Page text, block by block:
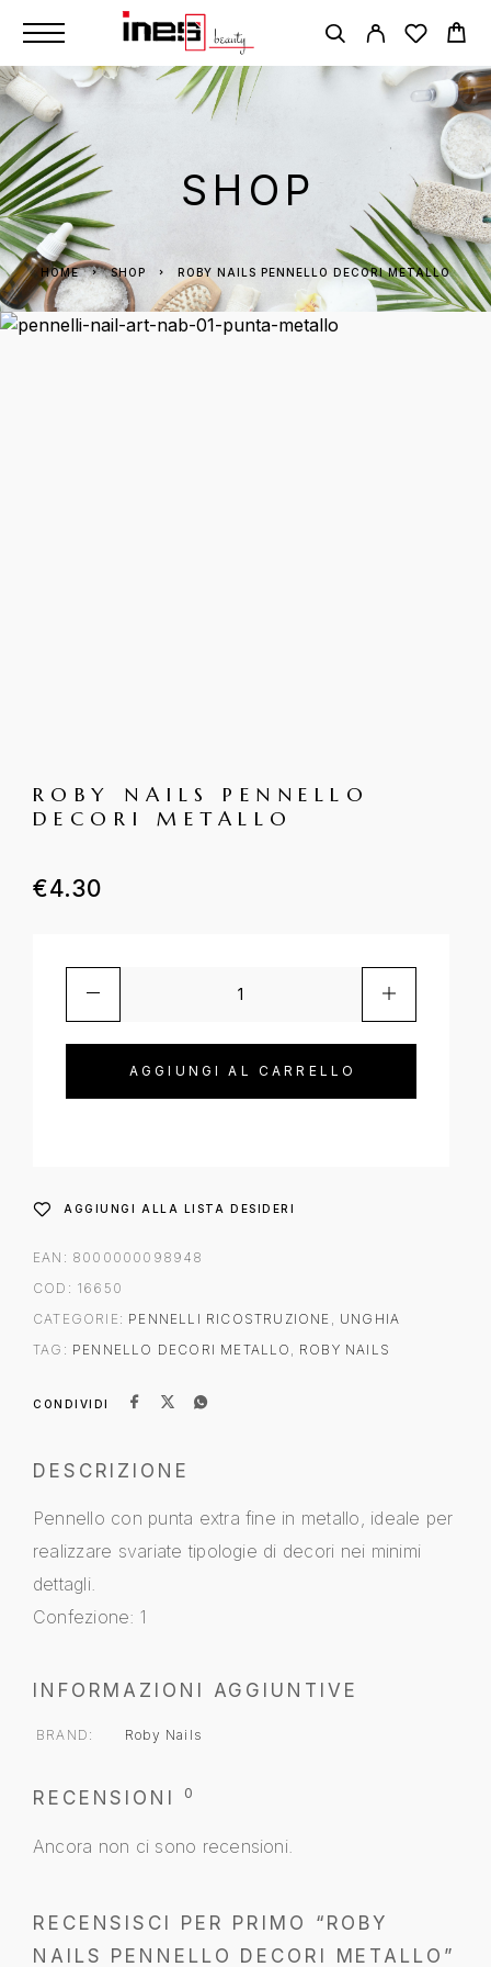
SHOP
HOME SHOP ROBY NAILS PENNELLO DECORI METALLO
ROBY NAILS PENNELLO
DECORI METALLO
€4.30
AGGIUNGI AL CARRELLO
AGGIUNGI ALLA LISTA DESIDERI
EAN: 8000000098948
COD: 16650
CATEGORIE: PENNELLI RICOSTRUZIONE , UNGHIA
TAG: PENNELLO DECORI METALLO , ROBY NAILS
CONDIVIDI
DESCRIZIONE
Pennello con punta extra fine in metallo, ideale per
realizzare svariate tipologie di decori nei minimi
dettagli.
Confezione: 1
INFORMAZIONI AGGIUNTIVE
BRAND Roby Nails
RECENSIONI 0
Ancora non ci sono recensioni.
RECENSISCI PER PRIMO “ROBY
NAILS PENNELLO DECORI METALLO”